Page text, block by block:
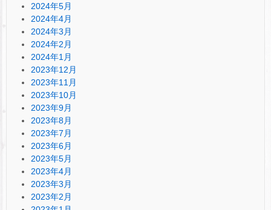
2024年5月
2024年4月
2024年3月
2024年2月
2024年1月
2023年12月
2023年11月
2023年10月
2023年9月
2023年8月
2023年7月
2023年6月
2023年5月
2023年4月
2023年3月
2023年2月